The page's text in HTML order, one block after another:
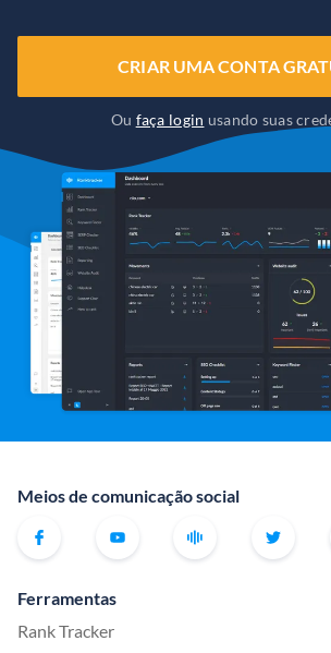
CRIAR UMA CONTA
Ou faça login usando suas
Meios de comunicação social
Ferramentas
Rank Tracker